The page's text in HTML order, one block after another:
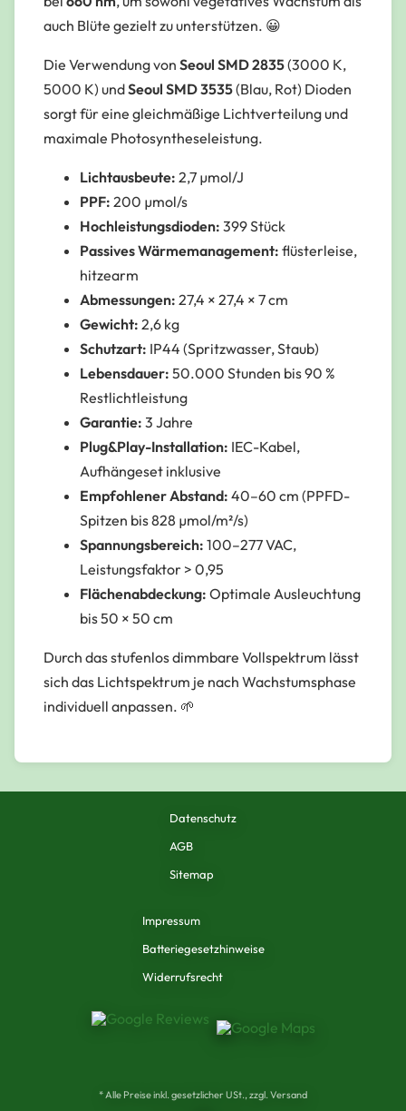
auch Blüte gezielt zu unterstützen. 😀
Die Verwendung von Seoul SMD 2835(3000 K,
5000 K) undSeoul SMD 3535(Blau, Rot) Dioden
sorgt für eine gleichmäßige Lichtverteilung und
maximale Photosyntheseleistung.
Lichtausbeute: 2,7 µmol/J
PPF: 200 µmol/s
Hochleistungsdioden: 399 Stück
Passives Wärmemanagement: flüsterleise,
hitzearm
Abmessungen: 27,4 × 27,4 × 7 cm
Gewicht: 2,6 kg
Schutzart: IP44 (Spritzwasser, Staub)
Lebensdauer: 50.000 Stunden bis 90 %
Restlichtleistung
Garantie: 3 Jahre
Plug&Play-Installation: IEC-Kabel,
Aufhängeset inklusive
Empfohlener Abstand: 40–60 cm (PPFD-
Spitzen bis 828 µmol/m²/s)
Spannungsbereich: 100–277 VAC,
Leistungsfaktor > 0,95
Flächenabdeckung: Optimale Ausleuchtung
bis 50 × 50 cm
Durch das stufenlos dimmbare Vollspektrum lässt
sich das Lichtspektrum je nach Wachstumsphase
individuell anpassen. 🌱
Datenschutz
AGB
Sitemap
Impressum
Batteriegesetzhinweise
Widerrufsrecht
* Alle Preise inkl. gesetzlicher USt., zzgl. Versand